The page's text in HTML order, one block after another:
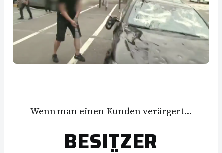
Wenn man einen Kunden verärgert…
BESITZER